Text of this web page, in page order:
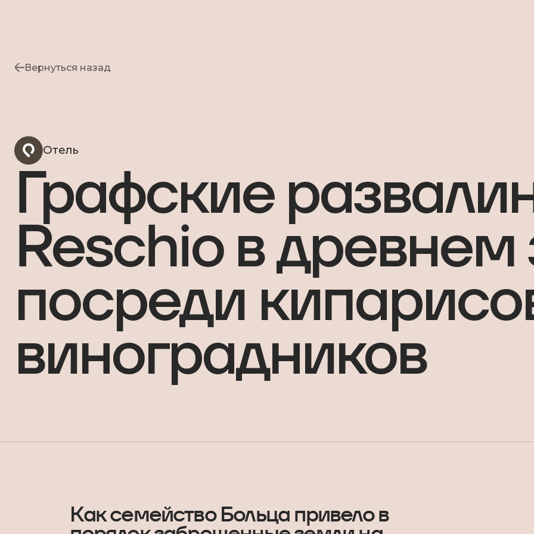
Вернуться назад
Отель
Графские
Reschio в
посреди
виноградников
Как семейство Больца привело в